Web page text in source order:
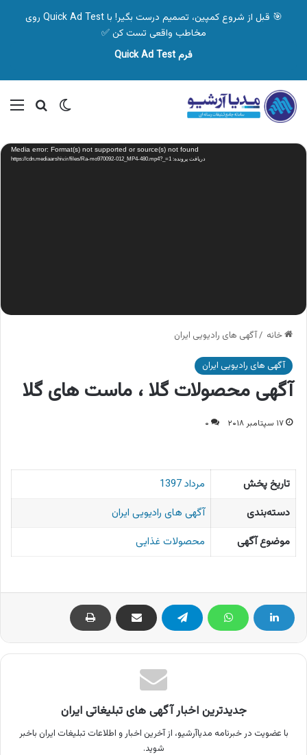
🎯 قبل از شروع کمپین، تصمیم درست بگیر! با Quick Ad Test روی
مخاطب واقعی تست کن ✅
فرم Quick Ad Test
تغییر پوسته
نمایشگر
ویدیو Media error: Format(s) not supported or source(s) not found
دریافت پرونده: https://cdn.mediaarshiv.ir/files/Ra-mo970092-012_MP4-480.mp4?_=1
خانه /آگهی های رادیویی ایران
آگهی های رادیویی ایران
آگهی محصولات گلا ، ماست های گلا
۱۷ سپتامبر ۲۰۱۸ ۰
تاریخ پخش
مرداد 1397
دسته‌بندی
آگهی های رادیویی ایران
موضوع آگهی
محصولات غذایی
جدیدترین اخبار آگهی های تبلیغاتی ایران
با عضویت در خبرنامه مدیاآرشیو، از آخرین اخبار و اطلاعات تبلیغات ایران باخبر
شوید.